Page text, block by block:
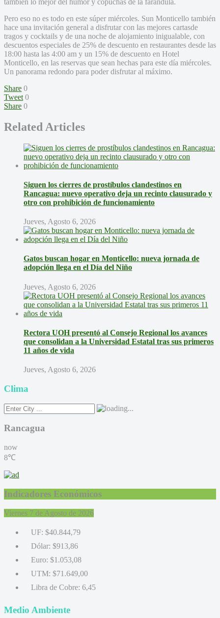
Pero eso no es todo en este súper miércoles. Sun Monticello también
hace una invitación general a disfrutar con las mejores cartasde
tragos y cocktails y de una noche de alojamiento inigualable, con
descuentos especiales de 25% de descuento en restaurantes desde las
18:00 hasta las 4:00 am y un 15% de descuento en Hotel
Monticello, en las reservas que sean hechas para este día miércoles.
Un panorama redondo para poder disfrutar al máximo.
Share 0
Tweet 0
Share 0
Related Articles
Siguen los cierres de prostíbulos clandestinos en
Rancagua: nuevo operativo deja un recinto clausurado y
otro con prohibición de funcionamiento
Jueves, Agosto 6, 2026
Gatos buscan hogar en Monticello: nueva jornada de
adopción llega en el Día del Niño
Jueves, Agosto 6, 2026
Rectora UOH presentó al Consejo Regional los avances
que consolidan a la Universidad Estatal tras sus primeros
11 años de vida
Jueves, Agosto 6, 2026
Clima
Rancagua
now
8℃
Indicadores Económicos
Viernes 7 de Agosto de 2026
UF: $40.844,79
Dólar: $913,86
Euro: $1.053,08
UTM: $71.649,00
Libra de Cobre: 6,45
Medio Ambiente